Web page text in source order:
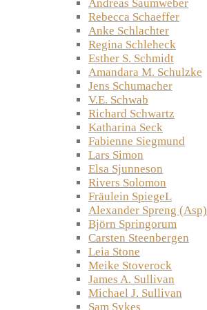
Andreas Saumweber
Rebecca Schaeffer
Anke Schlachter
Regina Schleheck
Esther S. Schmidt
Amandara M. Schulzke
Jens Schumacher
V.E. Schwab
Richard Schwartz
Katharina Seck
Fabienne Siegmund
Lars Simon
Elsa Sjunneson
Rivers Solomon
Fräulein SpiegeL
Alexander Spreng (Asp)
Björn Springorum
Carsten Steenbergen
Leia Stone
Meike Stoverock
James A. Sullivan
Michael J. Sullivan
Sam Sykes